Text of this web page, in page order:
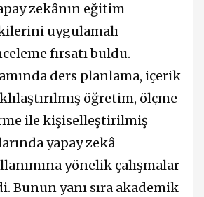
zekânın eğitim
uygulamalı
fırsatı buldu.
ders planlama, içerik
öğretim, ölçme
ile kişiselleştirilmiş
yapay zekâ
yönelik çalışmalar
Bunun yanı sıra akademik